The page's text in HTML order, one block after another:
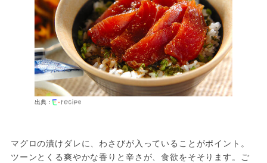
出典：
マグロの漬けダレに、わさびが入っていることがポイント。
ツーンとくる爽やかな香りと辛さが、食欲をそそります。ご